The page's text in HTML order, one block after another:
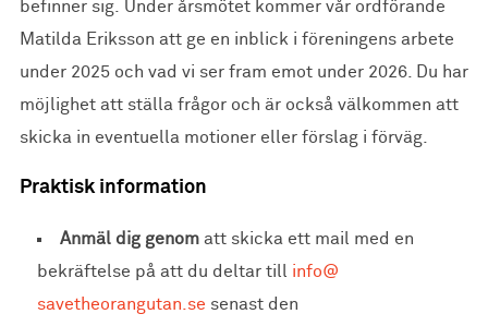
befinner sig. Under årsmötet kommer vår ordförande
Matilda Eriksson att ge en inblick i föreningens arbete
under 2025 och vad vi ser fram emot under 2026. Du har
möjlighet att ställa frågor och är också välkommen att
skicka in eventuella motioner eller förslag i förväg.
Praktisk information
Anmäl dig genomatt skicka ett mail med en
bekräftelse på att du deltar till info@
savetheorangutan.se senast den